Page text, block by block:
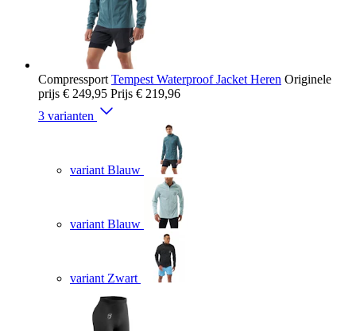
Compressport Tempest Waterproof Jacket Heren Originele
prijs € 249,95 Prijs € 219,96
3 varianten
variant Blauw
variant Blauw
variant Zwart